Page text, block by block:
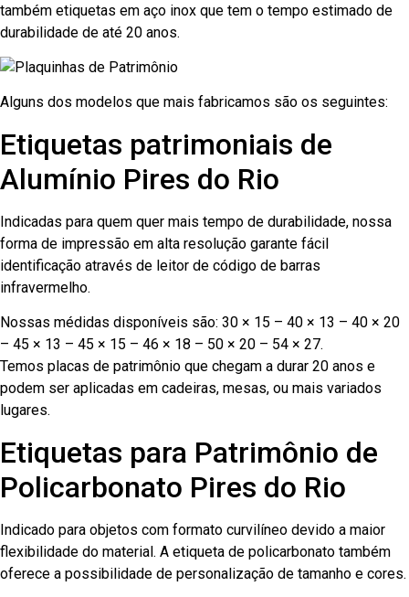
também etiquetas em aço inox que tem o tempo estimado de
durabilidade de até 20 anos.
Alguns dos modelos que mais fabricamos são os seguintes:
Etiquetas patrimoniais de
Alumínio Pires do Rio
Indicadas para quem quer mais tempo de durabilidade, nossa
forma de impressão em alta resolução garante fácil
identificação através de leitor de código de barras
infravermelho.
Nossas médidas disponíveis são: 30 × 15 – 40 × 13 – 40 × 20
– 45 × 13 – 45 × 15 – 46 × 18 – 50 × 20 – 54 × 27.
Temos placas de patrimônio que chegam a durar 20 anos e
podem ser aplicadas em cadeiras, mesas, ou mais variados
lugares.
Etiquetas para Patrimônio de
Policarbonato Pires do Rio
Indicado para objetos com formato curvilíneo devido a maior
flexibilidade do material. A etiqueta de policarbonato também
oferece a possibilidade de personalização de tamanho e cores.